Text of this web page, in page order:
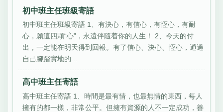
初中班主任班級寄語
初中班主任班級寄語 1、有決心，有信心，有恆心，有耐
心，願這四顆“心”，永遠伴隨着你的人生！ 2、今天的付
出，一定能在明天得到回報。有了信心、決心、恆心，通過
自己腳踏實地的...
高中班主任寄語
高中班主任寄語 1、時間是最有情，也最無情的東西，每人
擁有的都一樣，非常公平。但擁有資源的人不一定成功，善